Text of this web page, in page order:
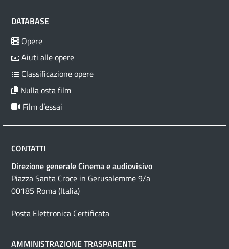
DATABASE
Opere
Aiuti alle opere
Classificazione opere
Nulla osta film
Film d’essai
CONTATTI
Direzione generale Cinema e audiovisivo
Piazza Santa Croce in Gerusalemme 9/a
00185 Roma (Italia)
Posta Elettronica Certificata
AMMINISTRAZIONE TRASPARENTE